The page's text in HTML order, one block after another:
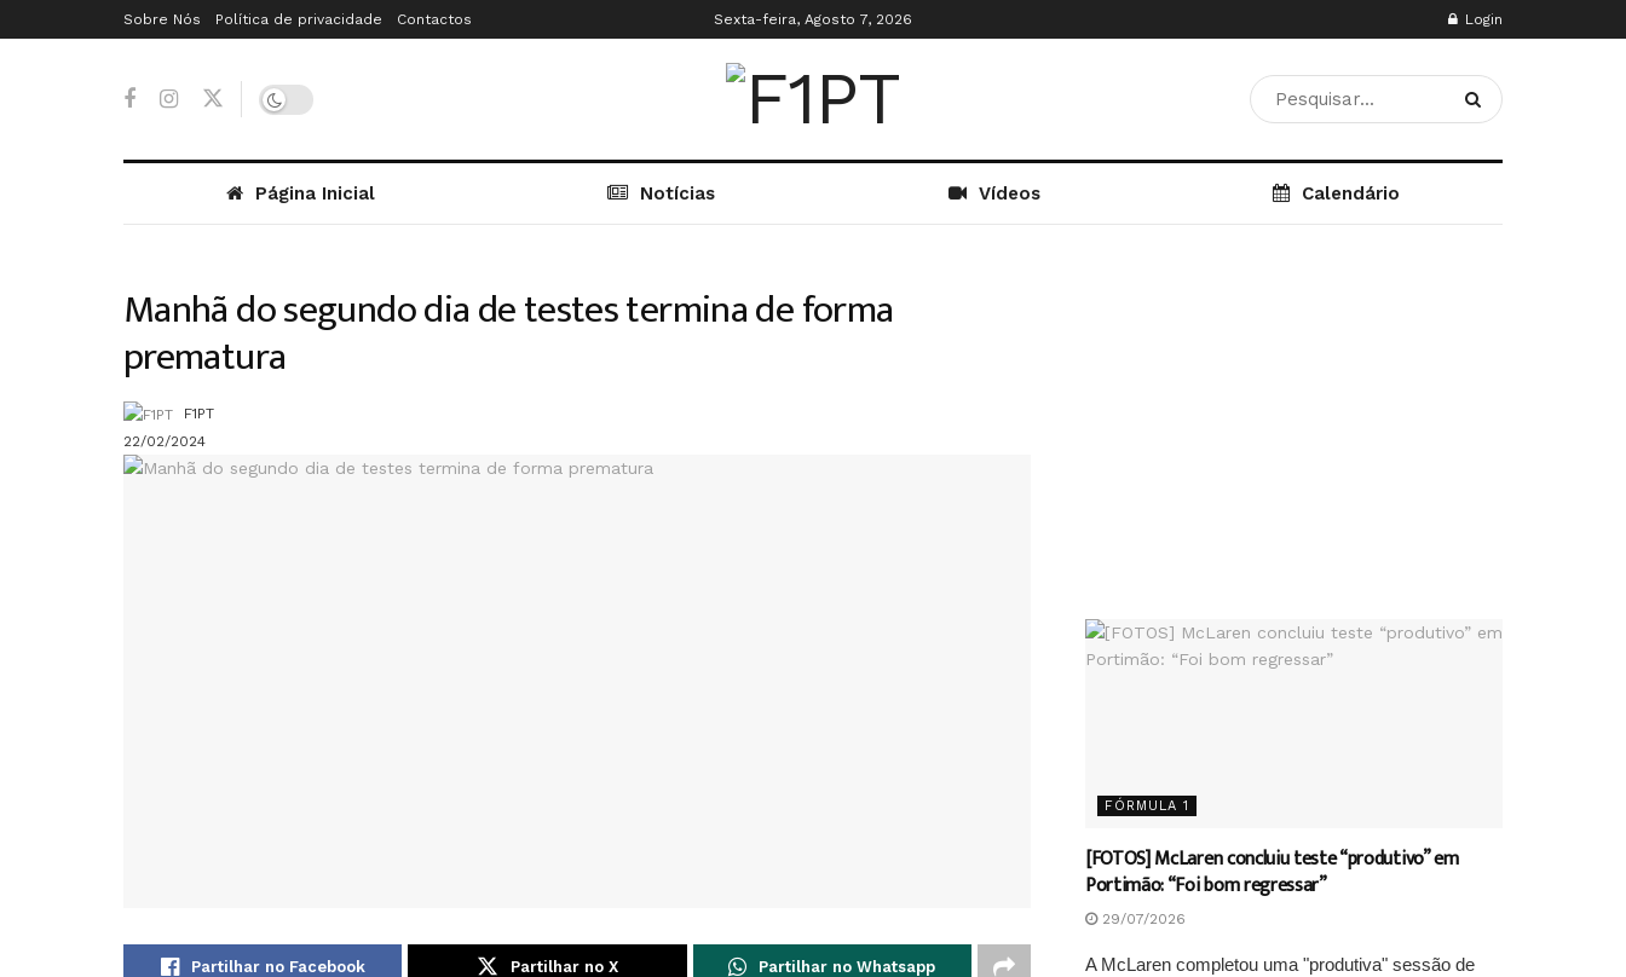
Sobre Nós Política de privacidade Contactos Sexta-feira, Agosto 7, 2026 Login
Página Inicial Notícias Vídeos Calendário
Manhã do segundo dia de testes termina de forma
prematura
F1PT
22/02/2024
Partilhar no Facebook Partilhar no X Partilhar no Whatsapp
FÓRMULA 1
[FOTOS] McLaren concluiu teste “produtivo” em
Portimão: “Foi bom regressar”
29/07/2026
A McLaren completou uma "produtiva" sessão de